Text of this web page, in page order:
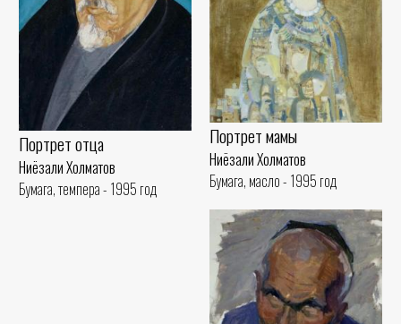
Портрет отца
Ниёзали Холматов
Бумага, темпера - 1995 год
Портрет мамы
Ниёзали Холматов
Бумага, масло - 1995 год